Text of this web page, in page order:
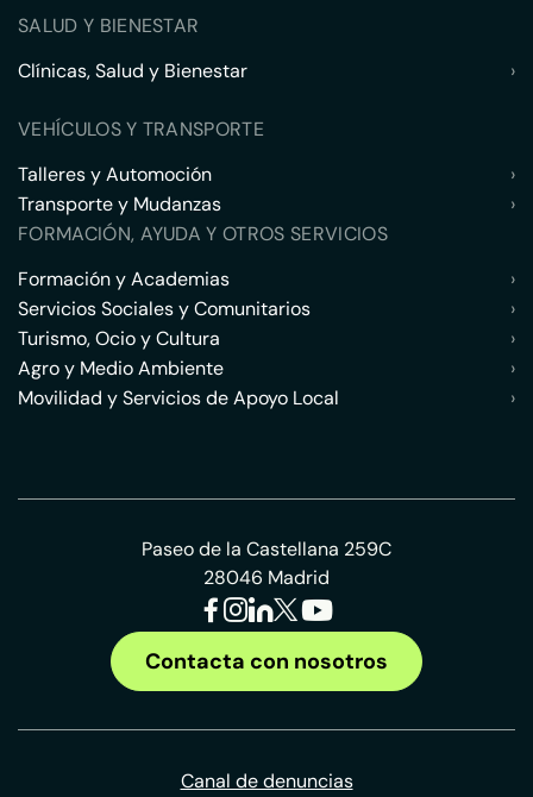
SALUD Y BIENESTAR
Clínicas, Salud y Bienestar
›
VEHÍCULOS Y TRANSPORTE
Talleres y Automoción
›
Transporte y Mudanzas
›
FORMACIÓN, AYUDA Y OTROS SERVICIOS
Formación y Academias
›
Servicios Sociales y Comunitarios
›
Turismo, Ocio y Cultura
›
Agro y Medio Ambiente
›
Movilidad y Servicios de Apoyo Local
›
Paseo de la Castellana 259C
28046 Madrid
Contacta con nosotros
Canal de denuncias